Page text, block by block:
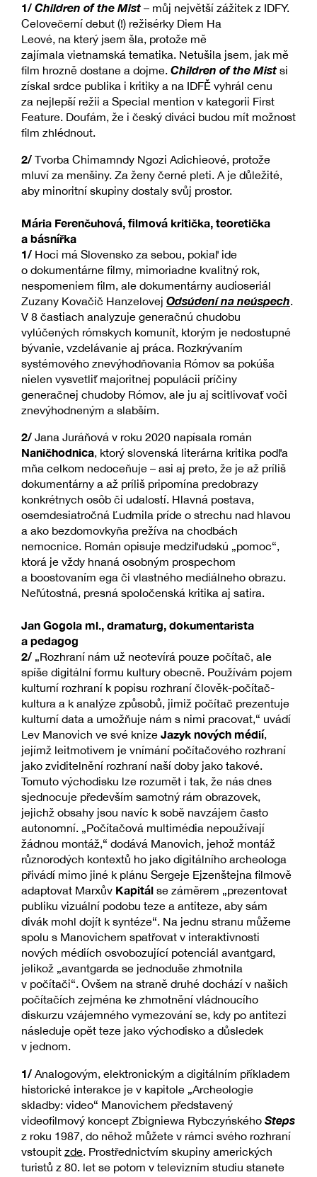
1/ Children of the Mist – můj největší zážitek z IDFY.
Celovečerní debut (!) režisérky Diem Ha
Leové, na který jsem šla, protože mě
zajímala vietnamská tematika. Netušila jsem, jak mě
film hrozně dostane a dojme. Children of the Mist si
získal srdce publika i kritiky a na IDFĚ vyhrál cenu
za nejlepší režii a Special mention v kategorii First
Feature. Doufám, že i český diváci budou mít možnost
film zhlédnout.
2/ Tvorba Chimamndy Ngozi Adichieové, protože
mluví za menšiny. Za ženy černé pleti. A je důležité,
aby minoritní skupiny dostaly svůj prostor.
Mária Ferenčuhová, filmová kritička, teoretička
a básnířka
1/ Hoci má Slovensko za sebou, pokiaľ ide
o dokumentárne filmy, mimoriadne kvalitný rok,
nespomeniem film, ale dokumentárny audioseriál
Zuzany Kovačič Hanzelovej Odsúdení na neúspech.
V 8 častiach analyzuje generačnú chudobu
vylúčených rómskych komunít, ktorým je nedostupné
bývanie, vzdelávanie aj práca. Rozkrývaním
systémového znevýhodňovania Rómov sa pokúša
nielen vysvetliť majoritnej populácii príčiny
generačnej chudoby Rómov, ale ju aj scitlivovať voči
znevýhodneným a slabším.
2/ Jana Juráňová v roku 2020 napísala román
Naničhodnica, ktorý slovenská literárna kritika podľa
mňa celkom nedoceňuje – asi aj preto, že je až príliš
dokumentárny a až príliš pripomína predobrazy
konkrétnych osôb či udalostí. Hlavná postava,
osemdesiatročná Ľudmila príde o strechu nad hlavou
a ako bezdomovkyňa prežíva na chodbách
nemocnice. Román opisuje medziľudskú „pomoc“,
ktorá je vždy hnaná osobným prospechom
a boostovaním ega či vlastného mediálneho obrazu.
Neľútostná, presná spoločenská kritika aj satira.
Jan Gogola ml., dramaturg, dokumentarista
a pedagog
2/ „Rozhraní nám už neotevírá pouze počítač, ale
spíše digitální formu kultury obecně. Používám pojem
kulturní rozhraní k popisu rozhraní člověk-počítač-
kultura a k analýze způsobů, jimiž počítač prezentuje
kulturní data a umožňuje nám s nimi pracovat,“ uvádí
Lev Manovich ve své knize Jazyk nových médií,
jejímž leitmotivem je vnímání počítačového rozhraní
jako zviditelnění rozhraní naší doby jako takové.
Tomuto východisku lze rozumět i tak, že nás dnes
sjednocuje především samotný rám obrazovek,
jejichž obsahy jsou navíc k sobě navzájem často
autonomní. „Počítačová multimédia nepoužívají
žádnou montáž,“ dodává Manovich, jehož montáž
různorodých kontextů ho jako digitálního archeologa
přivádí mimo jiné k plánu Sergeje Ejzenštejna filmově
adaptovat Marxův Kapitál se záměrem „prezentovat
publiku vizuální podobu teze a antiteze, aby sám
divák mohl dojít k syntéze“. Na jednu stranu můžeme
spolu s Manovichem spatřovat v interaktivnosti
nových médiích osvobozující potenciál avantgard,
jelikož „avantgarda se jednoduše zhmotnila
v počítači“. Ovšem na straně druhé dochází v našich
počítačích zejména ke zhmotnění vládnoucího
diskurzu vzájemného vymezování se, kdy po antitezi
následuje opět teze jako východisko a důsledek
v jednom.
1/ Analogovým, elektronickým a digitálním příkladem
historické interakce je v kapitole „Archeologie
skladby: video“ Manovichem představený
videofilmový koncept Zbigniewa Rybczyńského Steps
z roku 1987, do něhož můžete v rámci svého rozhraní
vstoupit zde . Prostřednictvím skupiny amerických
turistů z 80. let se potom v televizním studiu stanete